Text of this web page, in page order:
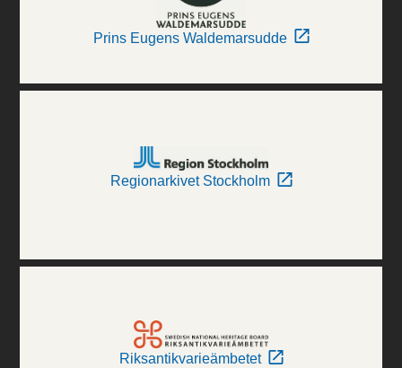
Prins Eugens Waldemarsudde
Regionarkivet Stockholm
Riksantikvarieämbetet